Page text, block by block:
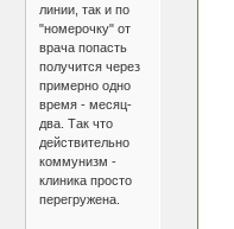
линии, так и по
"номерочку" от
врача попасть
получится через
примерно одно
время - месяц-
два. Так что
действительно
коммунизм -
клиника просто
перегружена.